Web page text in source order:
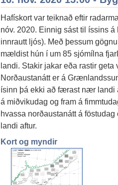
Hafískort var teiknað eftir
nóv. 2020. Einnig sást til íssins
innrautt ljós). Með þessum
mældist hún í um 85 sjómílna
landi. Stakir jakar eða rastir
Norðaustanátt er á
ísinn þá ekki að færast nær landi
á miðvikudag og fram á
hvassa norðaustanátt á
landi aftur.
Kort og myndir